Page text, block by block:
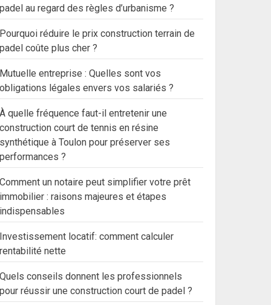
padel au regard des règles d’urbanisme ?
Pourquoi réduire le prix construction terrain de
padel coûte plus cher ?
Mutuelle entreprise : Quelles sont vos
obligations légales envers vos salariés ?
À quelle fréquence faut-il entretenir une
construction court de tennis en résine
synthétique à Toulon pour préserver ses
performances ?
Comment un notaire peut simplifier votre prêt
immobilier : raisons majeures et étapes
indispensables
Investissement locatif: comment calculer
rentabilité nette
Quels conseils donnent les professionnels
pour réussir une construction court de padel ?